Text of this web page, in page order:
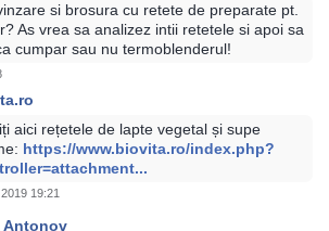
si brosura cu retete de preparate pt.
As vrea sa analizez intii retetele si apoi sa
cumpar sau nu termoblenderul!
aici rețetele de lapte vegetal și supe
https://www.biovita.ro/index.php?
19:21
Antonov